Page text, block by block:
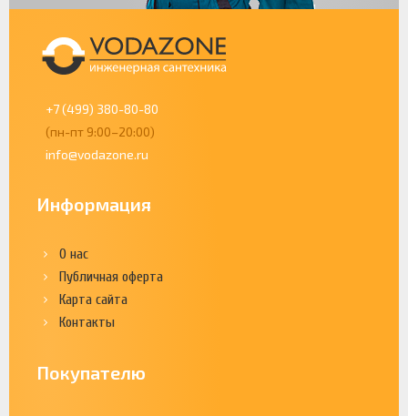
+7 (499) 380-80-80
(пн-пт 9:00–20:00)
info@vodazone.ru
Информация
О нас
Публичная оферта
Карта сайта
Контакты
Покупателю